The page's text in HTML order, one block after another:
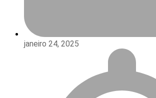
janeiro 24, 2025